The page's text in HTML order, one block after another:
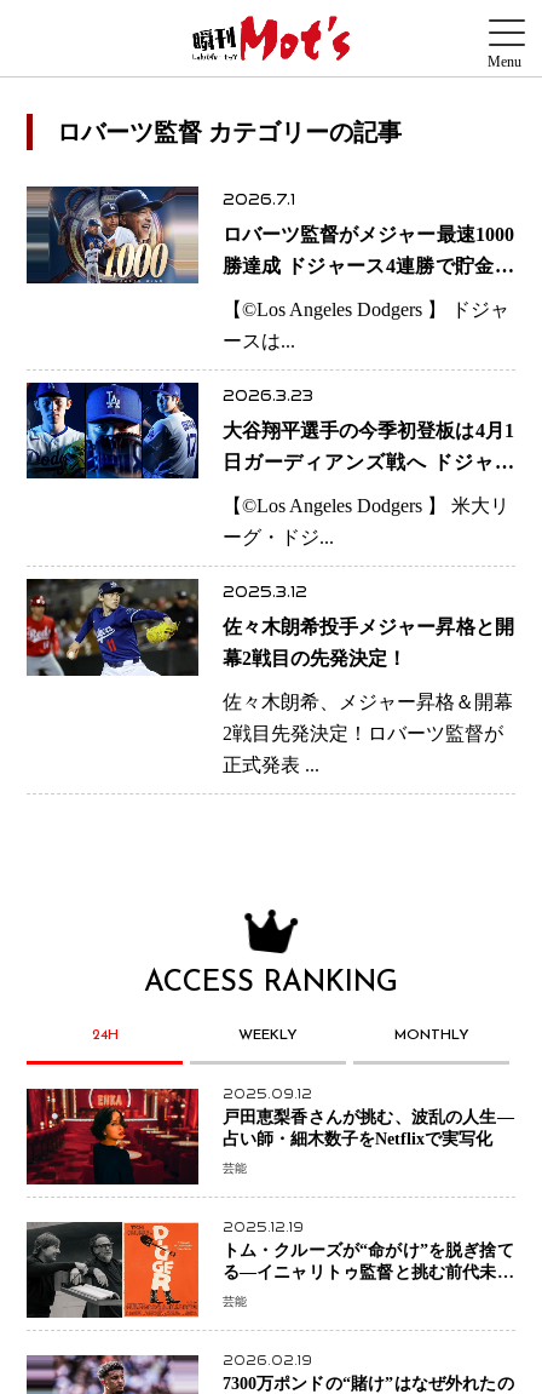
ロバーツ監督 カテゴリーの記事
2026.7.1
ロバーツ監督がメジャー最速1000
勝達成 ドジャース4連勝で貯金26
大谷翔平選手は1安打2出塁で節目
の白星に貢献
【©️Los Angeles Dodgers 】 ドジャ
ースは...
2026.3.23
大谷翔平選手の今季初登板は4月1
日ガーディアンズ戦へ ドジャー
ス日本人トリオ“夢の3連戦”実現
の可能性
【©️Los Angeles Dodgers 】 米大リ
ーグ・ドジ...
2025.3.12
佐々木朗希投手メジャー昇格と開
幕2戦目の先発決定！
佐々木朗希、メジャー昇格＆開幕
2戦目先発決定！ロバーツ監督が
正式発表 ...
ACCESS RANKING
24H WEEKLY MONTHLY
2025.09.12
戸田恵梨香さんが挑む、波乱の人生―
占い師・細木数子をNetflixで実写化
芸能
2025.12.19
トム・クルーズが“命がけ”を脱ぎ捨て
る―イニャリトゥ監督と挑む前代未聞
の大惨事コメディ「DIGGER ディガ
芸能
2026.02.19
7300万ポンドの“賭け”はなぜ外れたの